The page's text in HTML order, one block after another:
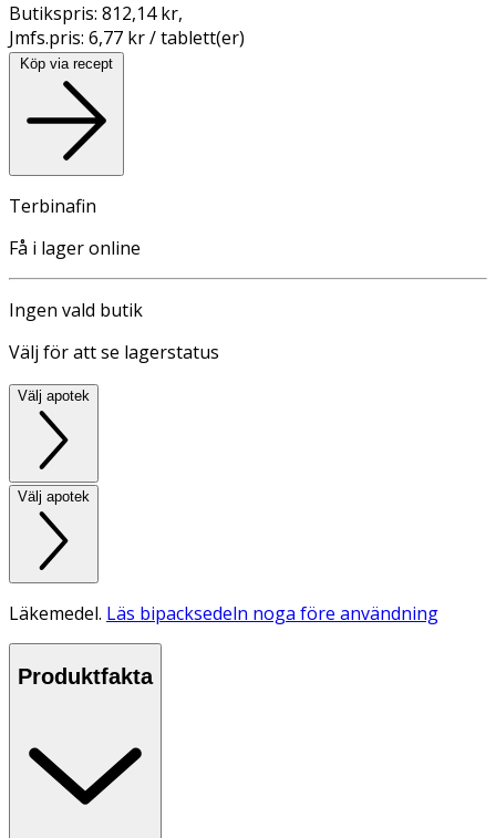
Butikspris: 812,14 kr,
Jmfs.pris: 6,77 kr / tablett(er)
Köp via recept
Terbinafin
Få i lager online
Ingen vald butik
Välj för att se lagerstatus
Välj apotek
Välj apotek
Läkemedel. Läs bipacksedeln noga före användning
Produktfakta